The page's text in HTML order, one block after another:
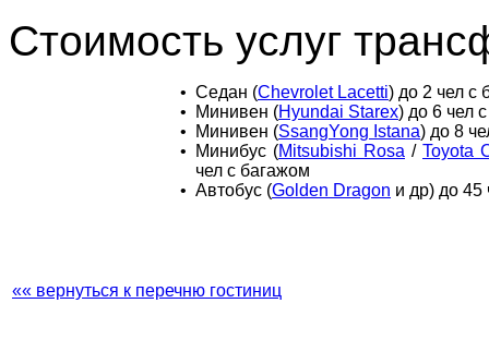
Стоимость услуг
• Седан (Chevrolet Lacetti) до 2 чел с
•
Минивен (Hyundai Starex) до 6 чел
•
Минивен (SsangYong Istana) до 8
•
Минибус (Mitsubishi Rosa / Toyota
чел с багажом
• Автобус (Golden Dragon и др) до 45
«« вернуться к перечню гостиниц